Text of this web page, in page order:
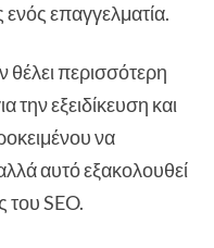
ενός επαγγελματία.
θέλει περισσότερη
την εξειδίκευση και
να
αυτό εξακολουθεί
του SEO.